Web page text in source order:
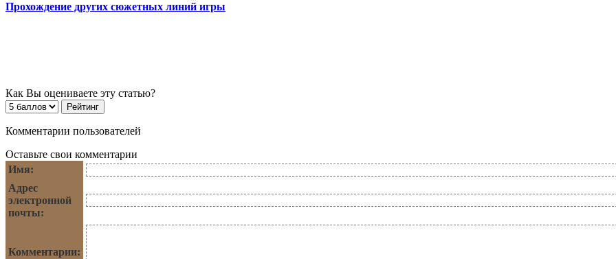
Прохождение других сюжетных линий игры
Как Вы оцениваете эту статью?
Комментарии пользователей
Оставьте свои комментарии
Имя:
Адрес
электронной
почты:
Комментарии: